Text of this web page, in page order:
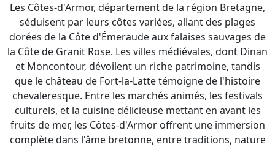
Les Côtes-d'Armor, département de la région Bretagne,
séduisent par leurs côtes variées, allant des plages
dorées de la Côte d'Émeraude aux falaises sauvages de
la Côte de Granit Rose. Les villes médiévales, dont Dinan
et Moncontour, dévoilent un riche patrimoine, tandis
que le château de Fort-la-Latte témoigne de l'histoire
chevaleresque. Entre les marchés animés, les festivals
culturels, et la cuisine délicieuse mettant en avant les
fruits de mer, les Côtes-d'Armor offrent une immersion
complète dans l'âme bretonne, entre traditions, nature